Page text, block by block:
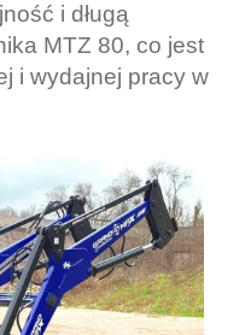
i długą
MTZ 80, co jest
i wydajnej pracy w